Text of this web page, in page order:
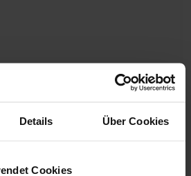
Details Über Cookies
Cookies